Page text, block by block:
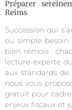
Préparer
Reims
Succession qui
ou simple besoin
bien rémois :
lecture experte
aux standards
nous vous
gratuit pour
enjeux fiscaux et